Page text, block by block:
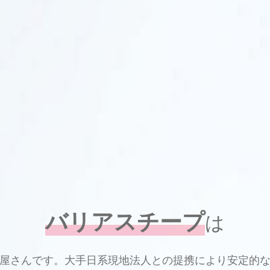
バリアスチープは
さんです。大手日系現地法人との提携により安定的